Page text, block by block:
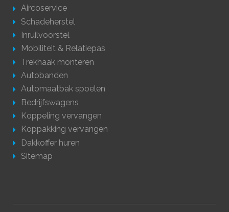
Aircoservice
Schadeherstel
Inruilvoorstel
Mobiliteit & Relatiepas
Trekhaak monteren
Autobanden
Automaatbak spoelen
Bedrijfswagens
Koppeling vervangen
Koppakking vervangen
Dakkoffer huren
Sitemap